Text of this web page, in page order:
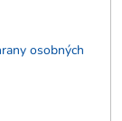
osobných